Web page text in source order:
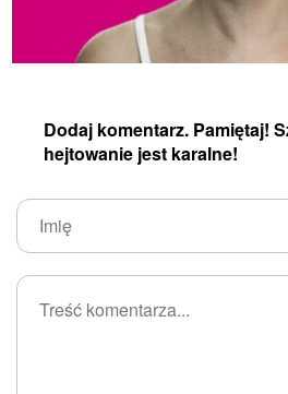
Dodaj komentarz. Pamiętaj!
hejtowanie jest karalne!